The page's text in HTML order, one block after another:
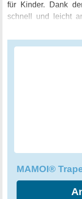
für Kinder. Dank
schnell und leicht
einer Tragfähigkeit
sicheres und
Konstruktion des
die koordinative